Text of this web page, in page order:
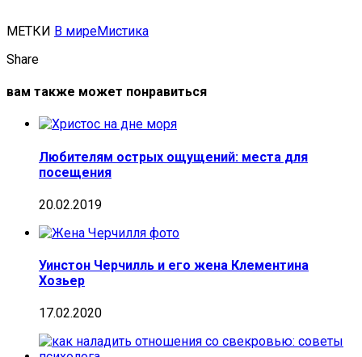
МЕТКИ В миреМистика
Share
вам также может понравиться
Любителям острых ощущений: места для
посещения
20.02.2019
Уинстон Черчилль и его жена Клементина
Хозьер
17.02.2020